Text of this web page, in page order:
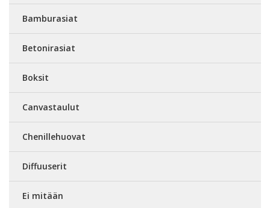
Bamburasiat
Betonirasiat
Boksit
Canvastaulut
Chenillehuovat
Diffuuserit
Ei mitään